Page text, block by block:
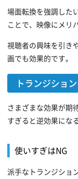
場面転換を強調した
ことで、映像にメリ
視聴者の興味を引き
画でも効果的です。
トランジショ
さまざまな効果が期
すぎると逆効果にな
使いすぎはNG
派手なトランジショ